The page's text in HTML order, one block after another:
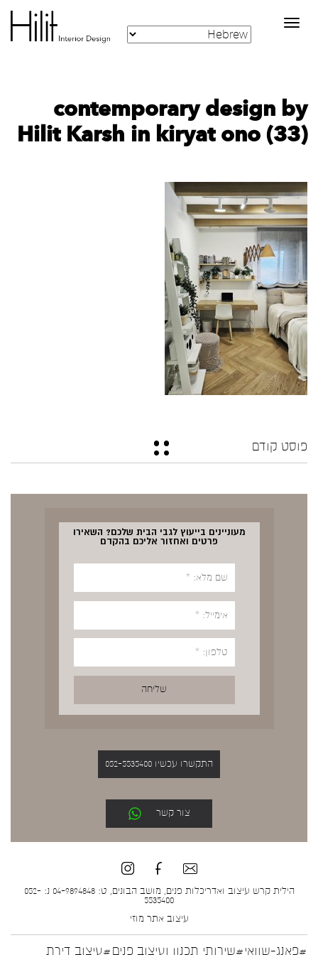
Toggle
navigation
contemporary design by
Hilit Karsh in kiryat ono (33)
פוסט קודם
מעוניינים בייעוץ לגבי הבית שלכם? השאירו
פרטים ואחזור אליכם בהקדם
התקשרו עכשיו 052-5535400
צור קשר
הילית קרש עיצוב ואדריכלות פנים, מושב הבונים, ט: 04-9894848 נ: 052-
5535400
עיצוב אתר מוזי
#פאנג-שוואי#שירותי תכנון ועיצוב פנים#עיצוב דירת